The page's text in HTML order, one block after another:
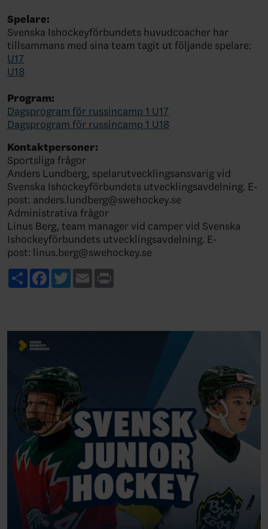
Spelare:
Svenska Ishockeyförbundets huvudcoacher har
tillsammans med sina team tagit ut följande spelare:
U17
U18
Program:
Dagsprogram för russincamp 1 U17
Dagsprogram för russincamp 1 U18
Kontaktpersoner:
Sportsliga frågor
Anders Lundberg, spelarutvecklingsansvarig vid
Svenska Ishockeyförbundets utvecklingsavdelning. E-
post: anders.lundberg@swehockey.se
Administrativa frågor
Linus Berg, team manager vid camper vid Svenska
Ishockeyförbundets utvecklingsavdelning. E-
post: linus.berg@swehockey.se
ShareFacebook
TwitterEmail